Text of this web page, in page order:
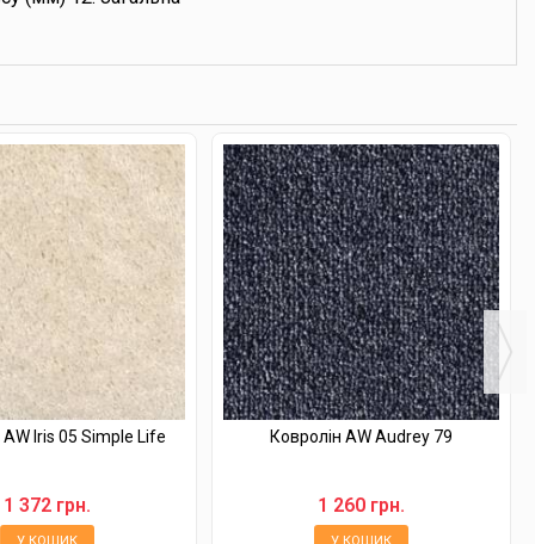
AW Iris 05 Simple Life
1 372 грн.
Ковролін AW Audrey 79
1 260 грн.